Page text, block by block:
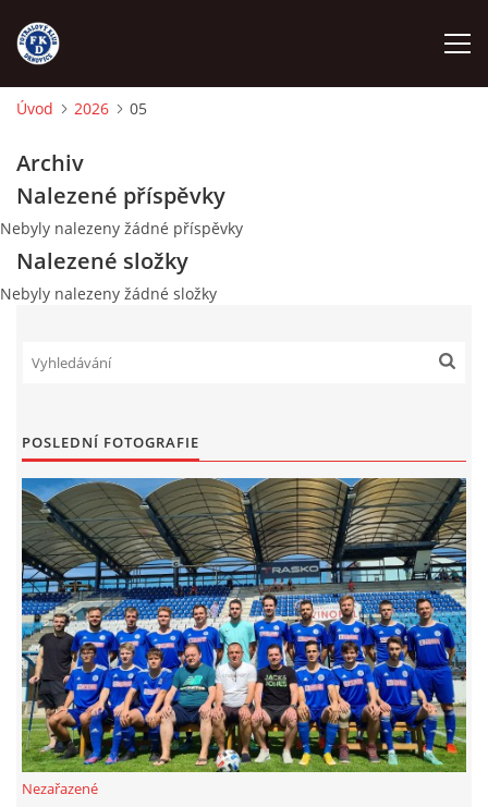
NÁBOR
FKD A
STARŠÍ ŽÁCI
MLADŠÍ ŽÁCI
MLADŠÍ ŽÁCI "B"
STARŠÍ PŘÍPRAVKA R 2012 + 2013
MLADŠÍ PŘÍPRAVKA R2014-2015
PODPORUJÍ NÁŠ KLUB
Úvod 2026 05
Archiv
Nalezené příspěvky
Nebyly nalezeny žádné příspěvky
Nalezené složky
Nebyly nalezeny žádné složky
POSLEDNÍ FOTOGRAFIE
Nezařazené